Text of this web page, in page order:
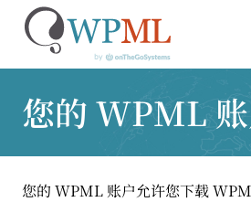
您的 WPML
您的 WPML 账户允许您下载